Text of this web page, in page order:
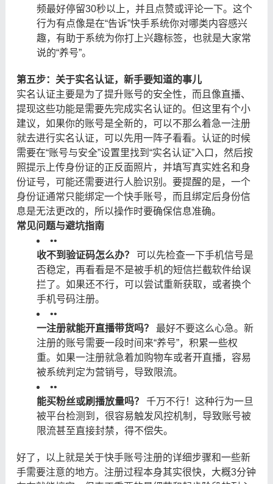
频最好停留30秒以上，并且点赞或评论一下。这个
行为有点像是在“告诉”快手系统你对哪类内容感兴
趣，有助于系统为你打上兴趣标签，也就是大家常
说的“养号”。
第五步：关于实名认证，新手要知道的事儿
实名认证主要是为了提升账号的安全性，而且像直播、
提现这些功能是需要先完成实名认证的。但这里有个小
建议，如果你的账号是全新的，可以不那么着急一注册
就去进行实名认证，可以先用一阵子看看。认证的时候
需要在“账号与安全”设置里找到“实名认证”入口，然后按
照提示上传身份证的正反面照片，并填写真实姓名和身
份证号，可能还需要进行人脸识别。要提醒的是，一个
身份证通常只能绑定一个快手账号，而且绑定后身份信
息是无法更改的，所以操作时要确保信息准确。
常见问题与避坑指南
••
收不到验证码怎么办？
​ 可以先检查一下手机信号是
否稳定，再看看是不是被手机的短信拦截软件给误
拦了。如果还不行，可以尝试重新获取，或者换个
手机号码注册。
••
一注册就能开直播带货吗？
​ 最好不要这么心急。新
注册的账号需要一段时间来“养号”，积累一些权
重。如果一注册就急着加购物车或者开直播，容易
被系统判定为营销号，导致限流。
••
能买粉丝或刷播放量吗？
​ 千万不行！这种行为一旦
被平台检测到，很容易触发风控机制，导致账号被
限流甚至直接封禁，得不偿失。
好了，以上就是关于快手账号注册的详细步骤和一些新
手需要注意的地方。注册过程本身其实很快，大概3分钟